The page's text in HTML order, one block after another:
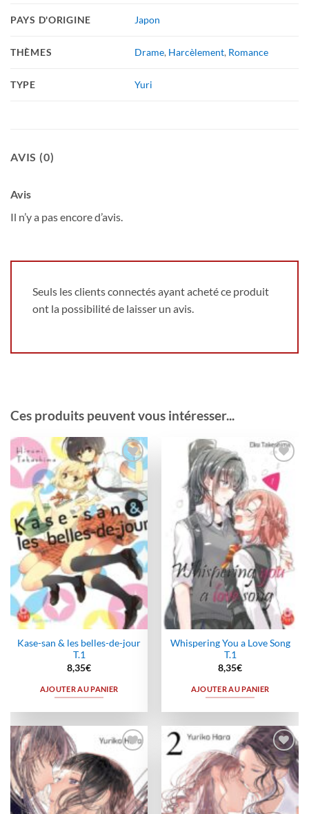
PAYS D'ORIGINE Japon
THÈMES Drame, Harcèlement, Romance
TYPE Yuri
AVIS (0)
Avis
Il n’y a pas encore d’avis.
Seuls les clients connectés ayant acheté ce produit
ont la possibilité de laisser un avis.
Ces produits peuvent vous intéresser...
Ajouter
à la
wishlist
Kase-san & les belles-de-jour
T.1
8,35€
AJOUTER AU PANIER
Ajouter
à la
wishlist
Whispering You a Love Song
T.1
8,35€
AJOUTER AU PANIER
Ajouter
à la
wishlist
Ajouter
à la
wishlist